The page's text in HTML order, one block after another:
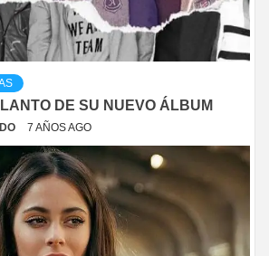
DE SU NUEVO ÁLBUM
7 AÑOS AGO